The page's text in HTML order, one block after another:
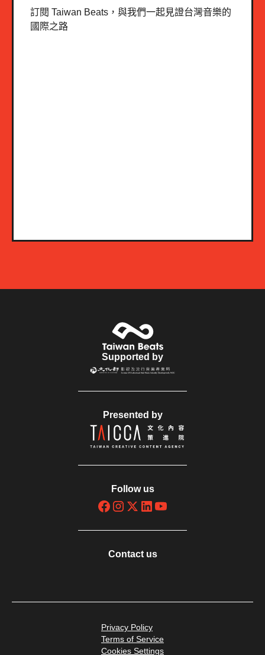
訂閱 Taiwan Beats，與我們一起見證台灣音樂的
國際之路
Supported by
Presented by
Follow us
Contact us
Privacy Policy
Terms of Service
Cookies Settings